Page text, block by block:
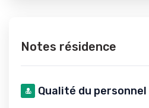
Notes résidence
Qualité du personnel